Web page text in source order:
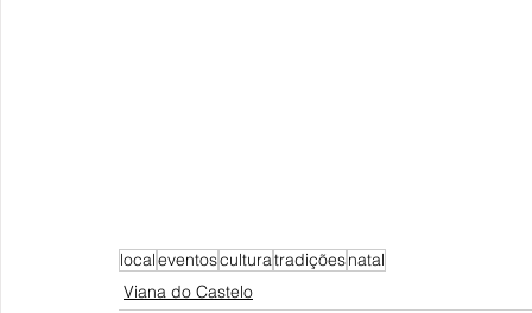
localeventosculturatradiçõesnatal
Viana do Castelo